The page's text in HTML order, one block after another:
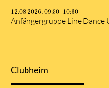
12.08.2026, 09:30–10:30
Anfängergruppe Line Dance
Clubheim